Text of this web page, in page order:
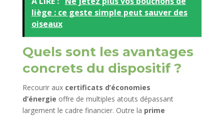
liège : ce geste simple peut sauver des
oiseaux
Quels sont les avantages
concrets du dispositif ?
Recourir aux certificats d’économies
d’énergie offre de multiples atouts dépassant
largement le cadre financier. Outre la prime